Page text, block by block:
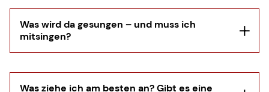
10:00 Uhr statt. Wir singen moderne
Lieder, hören eine alltagsnahe Predigt und
beten füreinander. Parallel gibt es ein
Kinderprogramm und einen Eltern-Kind-
In der Regel etwa 90 Minuten. Danach gibt
Was wird da gesungen – und muss ich
mitsingen?
Was ziehe ich am besten an? Gibt es eine